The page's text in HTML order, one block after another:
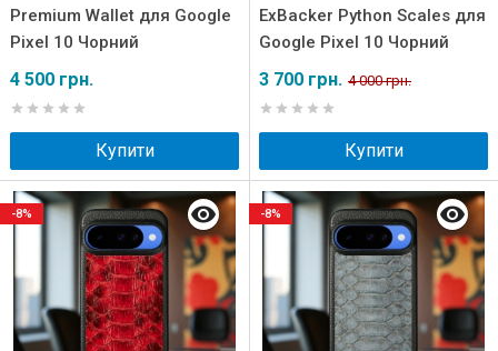
Premium Wallet для Google
Pixel 10 Чорний
4 500 грн.
Купити
ExBacker Python Scales для
Google Pixel 10 Чорний
3 700 грн. 4 000 грн.
Купити
-8% -8%